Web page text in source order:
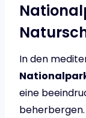
In den
eine